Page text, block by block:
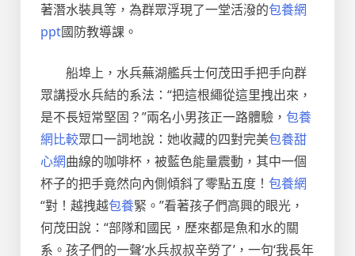
著潛水裝具等，為群眾浮現了一堂活潑的包養網
ppt國防教導課。
船埠上，水兵蕪湖艦兵士何茂田手把手向群
眾講授水兵結的系法：“把這根繩從這里拽出來，
是不長短常堅固？”兩名小男孩正一路體驗， 包養
網比較眾口一詞地說：她收藏的四對完美包養甜
心網曲線的咖啡杯，被藍色能量震動，其中一個
杯子的把手竟然向內側傾斜了零點五度！ 包養網
“對！越拽越包養緊。”看著孩子們高興的眼光，
何茂田說：“部隊和國民，歷來都是魚和水的關
系。孩子們的一聲‘水兵叔叔辛勞了’，一句‘我長年